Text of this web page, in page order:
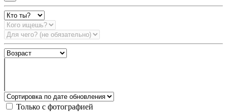
Только с фотографией